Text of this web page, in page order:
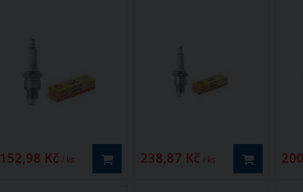
152,98 Kč / ks 238,87 Kč / ks